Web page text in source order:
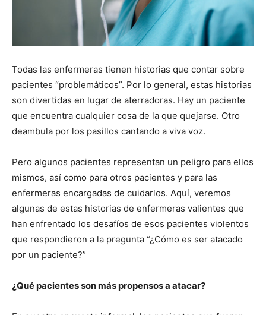
Todas las enfermeras tienen historias que contar sobre
pacientes “problemáticos”. Por lo general, estas historias
son divertidas en lugar de aterradoras. Hay un paciente
que encuentra cualquier cosa de la que quejarse. Otro
deambula por los pasillos cantando a viva voz.
Pero algunos pacientes representan un peligro para ellos
mismos, así como para otros pacientes y para las
enfermeras encargadas de cuidarlos. Aquí, veremos
algunas de estas historias de enfermeras valientes que
han enfrentado los desafíos de esos pacientes violentos
que respondieron a la pregunta “¿Cómo es ser atacado
por un paciente?”
¿Qué pacientes son más propensos a atacar?